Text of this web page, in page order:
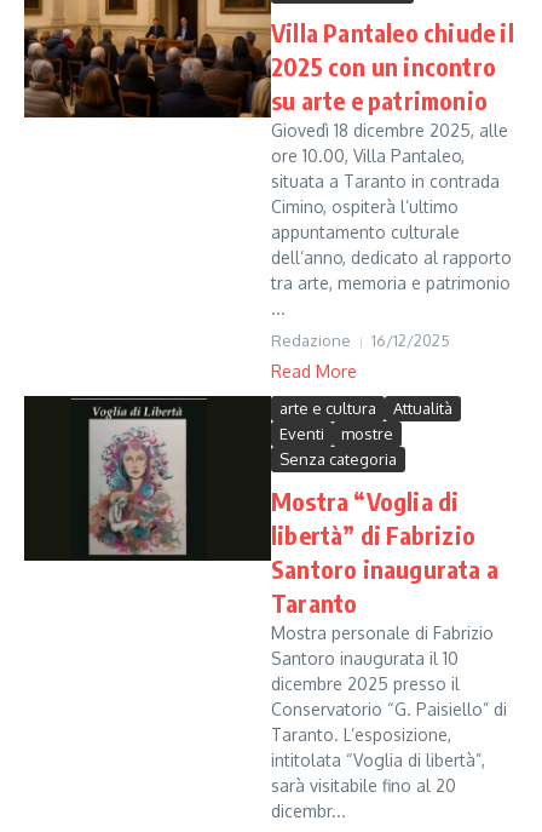
Villa Pantaleo chiude il
2025 con un incontro
su arte e patrimonio
Giovedì 18 dicembre 2025, alle
ore 10.00, Villa Pantaleo,
situata a Taranto in contrada
Cimino, ospiterà l’ultimo
appuntamento culturale
dell’anno, dedicato al rapporto
tra arte, memoria e patrimonio
...
Redazione 16/12/2025
Read More
arte e cultura
Attualità
Eventi
mostre
Senza categoria
Mostra “Voglia di
libertà” di Fabrizio
Santoro inaugurata a
Taranto
Mostra personale di Fabrizio
Santoro inaugurata il 10
dicembre 2025 presso il
Conservatorio “G. Paisiello” di
Taranto. L’esposizione,
intitolata “Voglia di libertà”,
sarà visitabile fino al 20
dicembr...